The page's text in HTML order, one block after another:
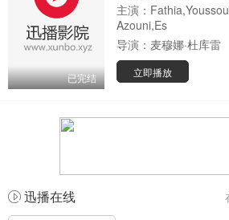
已完结
主演：
Azouni,Es
导演： 麦穆娜·杜库雷
立即播放
迅播在线